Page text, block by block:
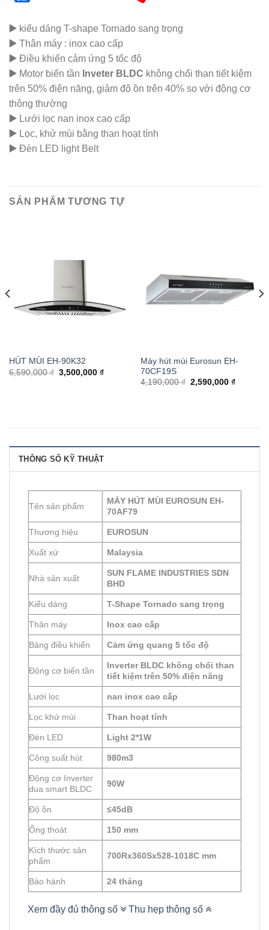
▶️ kiểu dáng T-shape Tornado sang trọng
▶️ Thân máy : inox cao cấp
▶️ Điều khiển cảm ứng 5 tốc độ
▶️ Motor biến tần Inveter BLDC không chổi than tiết kiệm
trên 50% điện năng, giảm độ ồn trên 40% so với động cơ
thông thường
▶️ Lưới lọc nan inox cao cấp
▶️ Lọc, khử mùi bằng than hoạt tính
▶️ Đèn LED light Belt
SẢN PHẨM TƯƠNG TỰ
HÚT MÙI EH-90K32
6,590,000 ₫ 3,500,000 ₫
Máy hút mùi Eurosun EH-
70CF19S
4,190,000 ₫ 2,590,000 ₫
THÔNG SỐ KỸ THUẬT
Tên sản phẩm
MÁY HÚT MÙI EUROSUN EH-
70AF79
Thương hiệu EUROSUN
Xuất xứ Malaysia
Nhà sản xuất
SUN FLAME INDUSTRIES SDN
BHD
Kiểu dáng T-Shape Tornado sang trọng
Thân máy Inox cao cấp
Bảng điều khiển Cảm ứng quang 5 tốc độ
Động cơ biến tần
Inverter BLDC không chổi than
tiết kiệm trên 50% điện năng
Lưới lọc nan inox cao cấp
Lọc khử mùi Than hoạt tính
Đèn LED Light 2*1W
Công suất hút 980m3
Động cơ Inverter
dua smart BLDC
90W
Độ ồn ≤45dB
Ống thoát 150 mm
Kích thước sản
phẩm
700Rx360Sx528-1018C mm
Bảo hành 24 tháng
Xem đầy đủ thông số Thu hẹp thông số